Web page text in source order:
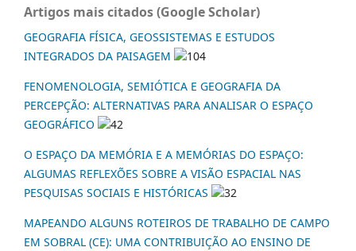
Artigos mais citados (Google Scholar)
GEOGRAFIA FÍSICA, GEOSSISTEMAS E ESTUDOS
INTEGRADOS DA PAISAGEM
104
FENOMENOLOGIA, SEMIÓTICA E GEOGRAFIA DA
PERCEPÇÃO: ALTERNATIVAS PARA ANALISAR O ESPAÇO
GEOGRÁFICO
42
O ESPAÇO DA MEMÓRIA E A MEMÓRIAS DO ESPAÇO:
ALGUMAS REFLEXÕES SOBRE A VISÃO ESPACIAL NAS
PESQUISAS SOCIAIS E HISTÓRICAS
32
MAPEANDO ALGUNS ROTEIROS DE TRABALHO DE CAMPO
EM SOBRAL (CE): UMA CONTRIBUIÇÃO AO ENSINO DE